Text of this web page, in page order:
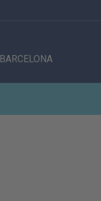
BARCELONA